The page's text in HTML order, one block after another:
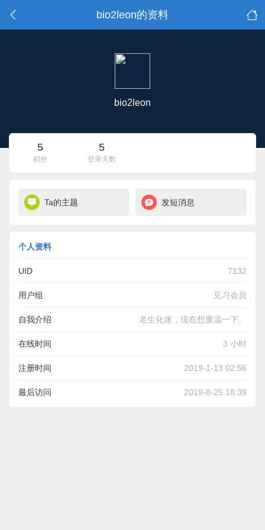
bio2leon的资料
bio2leon
5
积分
5
登录天数
Ta的主题 发短消息
个人资料
UID 7132
用户组 见习会员
自我介绍 老生化迷，现在想重温一下。
在线时间 3 小时
注册时间 2019-1-13 02:56
最后访问 2019-8-25 18:39